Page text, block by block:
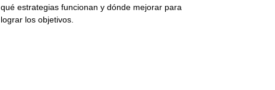
qué estrategias funcionan y dónde mejorar para
lograr los objetivos.